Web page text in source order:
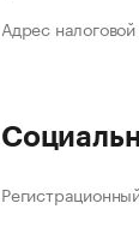
Адрес налоговой